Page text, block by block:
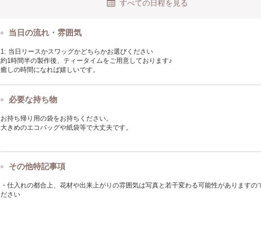
すべての日程を見る
当日の流れ・雰囲気
1: 当日リースかスワッグかどちらかお選びください
約1時間半の製作後、ティータイムをご用意しております♪
癒しの時間になれば嬉しいです。
必要な持ち物
お持ち帰り用の袋をお持ちください。
大きめのエコバッグや紙袋等で大丈夫です。
その他特記事項
・仕入れの都合上、花材や出来上がりの雰囲気は写真と若干変わる可能性がありますの
ださい